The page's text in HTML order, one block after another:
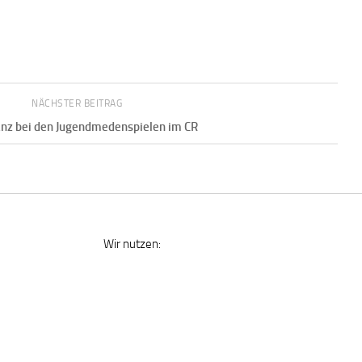
NÄCHSTER BEITRAG
bei den Jugendmedenspielen im CR
Wir nutzen: